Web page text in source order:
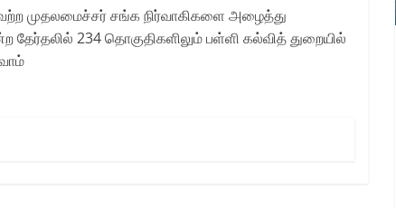
முதலமைச்சர் சங்க நிர்வாகிகளை அழைத்து
234 தொகுதிகளிலும் பள்ளி கல்வித் துறையில்